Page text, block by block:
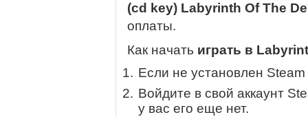
(cd key) Labyrinth Of The
оплаты.
Как начать играть в
Если не установлен
Войдите в свой аккаунт
у вас его еще нет.